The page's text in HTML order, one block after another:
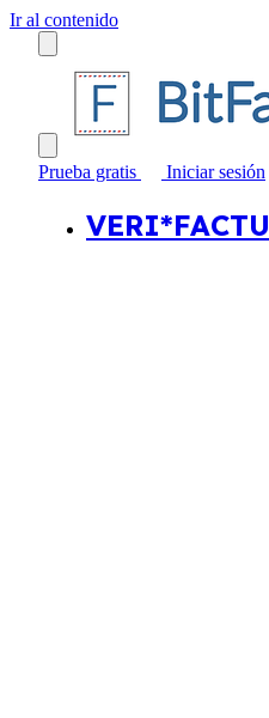
Ir al contenido
Prueba gratis Iniciar sesión
VERI*FACTU